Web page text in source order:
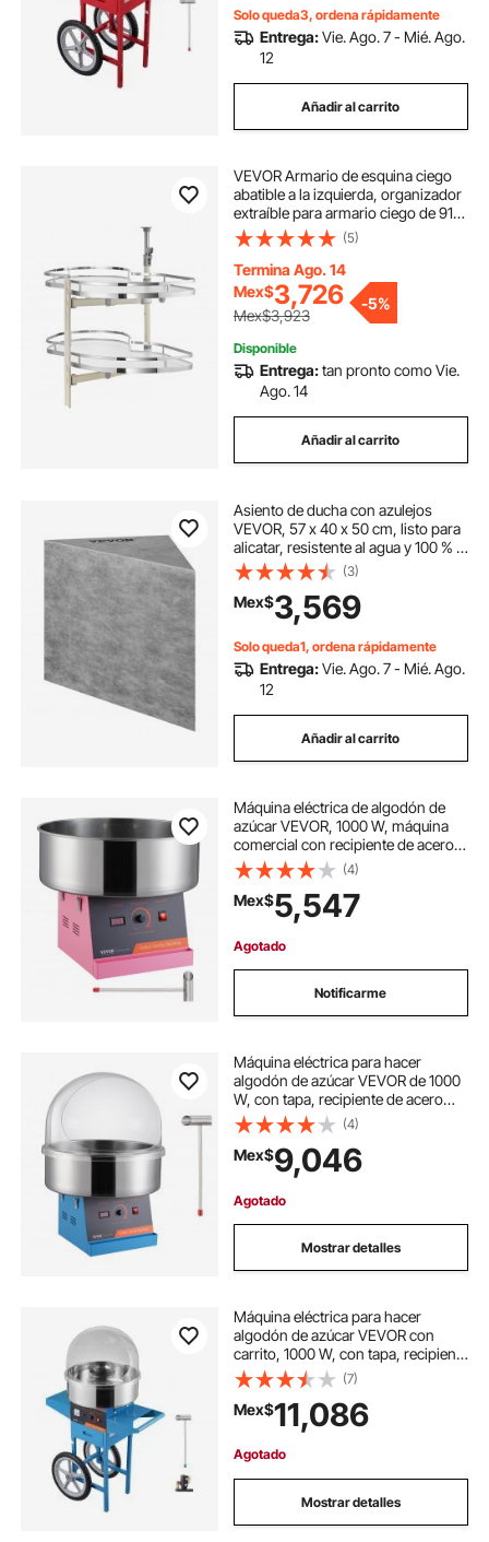
Solo queda3, ordena rápidamente
Entrega:Vie. Ago. 7 - Mié. Ago.
12
Añadir al carrito
VEVOR Armario de esquina ciego
abatible a la izquierda, organizador
extraíble para armario ciego de 91
cm de ancho, bandeja abatible de 2
niveles con altura ajustable,
organizador de cocina con cierre
suave, apertura a la izquierda
(5)
Termina Ago. 14
Mex$3,726
Mex$3,923
-5%
Disponible
Entrega:tan pronto como Vie.
Ago. 14
Añadir al carrito
Asiento de ducha con azulejos
VEVOR, 57 x 40 x 50 cm, listo para
alicatar, resistente al agua y 100 % a
prueba de fugas, asiento de ducha
esquinero para azulejos, con
capacidad de carga de 200 kg,
color gris
(3)
Mex$3,569
Solo queda1, ordena rápidamente
Entrega:Vie. Ago. 7 - Mié. Ago.
12
Añadir al carrito
Máquina eléctrica de algodón de
azúcar VEVOR, 1000 W, máquina
comercial con recipiente de acero
inoxidable y cuchara medidora de
azúcar, perfecta para fiestas
infantiles en casa o fiestas
familiares (rosa).
(4)
Mex$5,547
Agotado
Notificarme
Máquina eléctrica para hacer
algodón de azúcar VEVOR de 1000
W, con tapa, recipiente de acero
inoxidable y cuchara para azúcar,
ideal para cumpleaños infantiles y
fiestas familiares (azul)
(4)
Mex$9,046
Agotado
Mostrar detalles
Máquina eléctrica para hacer
algodón de azúcar VEVOR con
carrito, 1000 W, con tapa, recipiente
de acero inoxidable, cuchara y
cajón para azúcar, ideal para el
hogar, cumpleaños infantiles y
fiestas familiares, color azul.
(7)
Mex$11,086
Agotado
Mostrar detalles